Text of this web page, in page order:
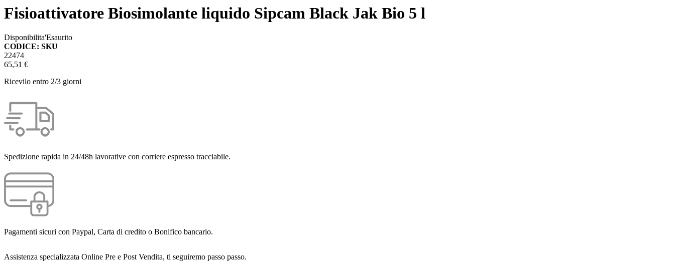
Fisioattivatore Biosimolante liquido Sipcam Black Jak Bio 5 l
Disponibilita'Esaurito
CODICE: SKU
22474
65,51 €
Ricevilo entro 2/3 giorni
Spedizione rapida in 24/48h lavorative con corriere espresso tracciabile.
Pagamenti sicuri con Paypal, Carta di credito o Bonifico bancario.
Assistenza specializzata Online Pre e Post Vendita, ti seguiremo passo passo.